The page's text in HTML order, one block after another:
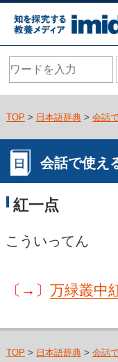
TOP > 日本語辞典> 会話
会話で使え
紅一点
こういってん
〔→〕 万緑叢中
TOP > 日本語辞典> 会話